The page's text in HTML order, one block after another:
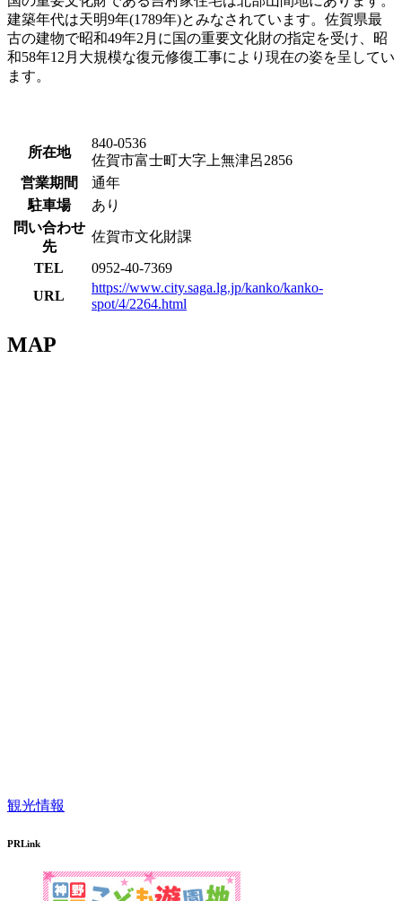
建築年代は天明9年(1789年)とみなされています。佐賀県最
古の建物で昭和49年2月に国の重要文化財の指定を受け、昭
和58年12月大規模な復元修復工事により現在の姿を呈してい
ます。
所在地
840-0536
佐賀市富士町大字上無津呂2856
営業期間
通年
駐車場
あり
問い合わせ
先
佐賀市文化財課
TEL
0952-40-7369
URL
https://www.city.saga.lg.jp/kanko/kanko-
spot/4/2264.html
MAP
観光情報
PRLink